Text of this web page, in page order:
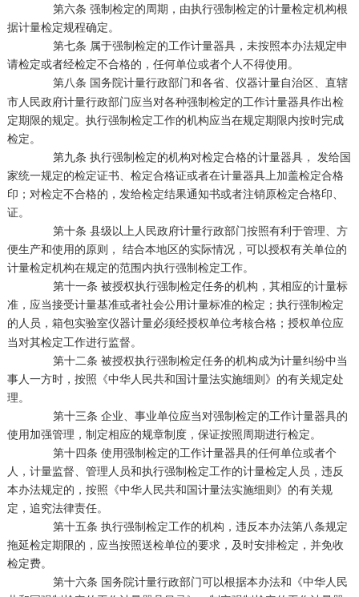
第六条 强制检定的周期，由执行强制检定的计量检定机构根
据计量检定规程确定。
第七条 属于强制检定的工作计量器具，未按照本办法规定申
请检定或者经检定不合格的，任何单位或者个人不得使用。
第八条 国务院计量行政部门和各省、
仪器计量自治区、直辖
市人民政府计量行政部门应当对各种强制检定的工作计量器具作出检
定期限的规定。执行强制检定工作的机构应当在规定期限内按时完成
检定。
第九条 执行强制检定的机构对检定合格的计量器具， 发给国
家统一规定的检定证书、检定合格证或者在计量器具上加盖检定合格
印；对检定不合格的，发给检定结果通知书或者注销原检定合格印、
证。
第十条 县级以上人民政府计量行政部门按照有利于管理、方
便生产和使用的原则， 结合本地区的实际情况，可以授权有关单位的
计量检定机构在规定的范围内执行强制检定工作。
第十一条 被授权执行强制检定任务的机构，其相应的计量标
准，应当接受计量基准或者社会公用计量标准的检定；执行强制检定
的人员， 箱包实验室仪器计量必须经授权单位考核合格；授权单位应
当对其检定工作进行监督。
第十二条 被授权执行强制检定任务的机构成为计量纠纷中当
事人一方时，按照《中华人民共和国计量法实施细则》的有关规定处
理。
第十三条 企业、事业单位应当对强制检定的工作计量器具的
使用加强管理，制定相应的规章制度，保证按照周期进行检定。
第十四条 使用强制检定的工作计量器具的任何单位或者个
人，计量监督、管理人员和执行强制检定工作的计量检定人员，违反
本办法规定的，按照《中华人民共和国计量法实施细则》的有关规
定，追究法律责任。
第十五条 执行强制检定工作的机构，违反本办法第八条规定
拖延检定期限的，应当按照送检单位的要求，及时安排检定，并免收
检定费。
第十六条 国务院计量行政部门可以根据本办法和《中华人民